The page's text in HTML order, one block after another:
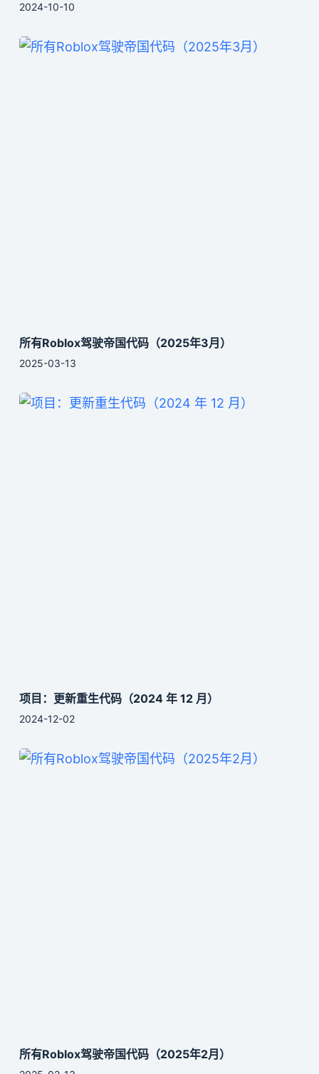
2024-10-10
所有Roblox驾驶帝国代码（2025年3月）
2025-03-13
项目：更新重生代码（2024 年 12 月）
2024-12-02
所有Roblox驾驶帝国代码（2025年2月）